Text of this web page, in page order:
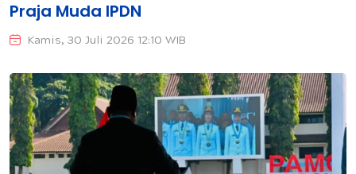
Praja Muda IPDN
Kamis, 30 Juli 2026 12:10 WIB